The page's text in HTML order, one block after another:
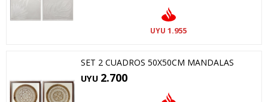
UYU 1.955
SET 2 CUADROS 50X50CM MANDALAS
UYU 2.700